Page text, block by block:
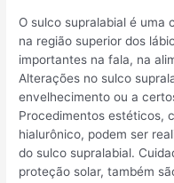
O sulco supralabial é
na região superior dos
importantes na fala, na
Alterações no sulco
envelhecimento ou a
Procedimentos estéticos,
hialurônico, podem ser
do sulco supralabial.
proteção solar, também